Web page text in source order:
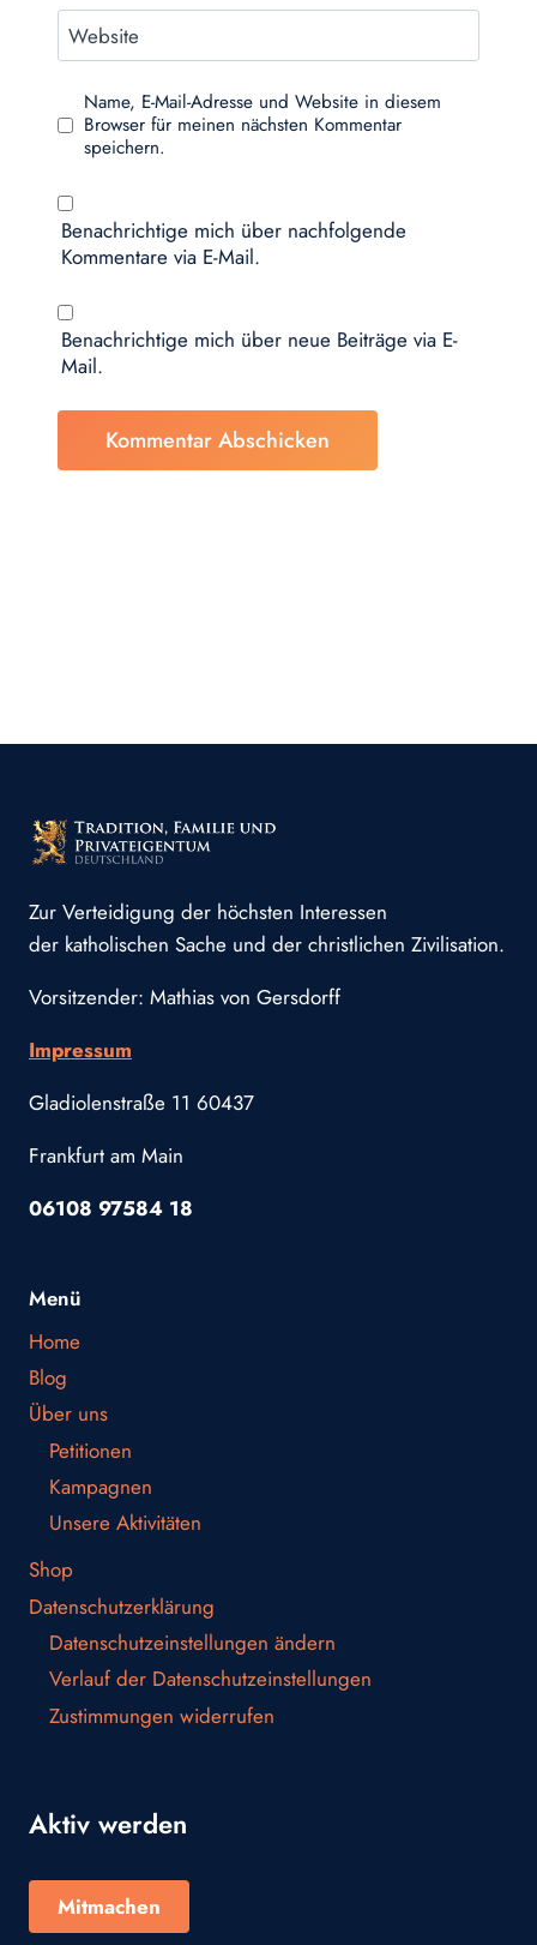
Website
Name, E-Mail-Adresse und Website in diesem
Browser für meinen nächsten Kommentar
speichern.
Benachrichtige mich über nachfolgende
Kommentare via E-Mail.
Benachrichtige mich über neue Beiträge via E-
Mail.
Zur Verteidigung der höchsten Interessen
der katholischen Sache und der christlichen Zivilisation.
Vorsitzender: Mathias von Gersdorff
Impressum
Gladiolenstraße 11 60437
Frankfurt am Main
06108 97584 18
Menü
Home
Blog
Über uns
Petitionen
Kampagnen
Unsere Aktivitäten
Shop
Datenschutzerklärung
Datenschutzeinstellungen ändern
Verlauf der Datenschutzeinstellungen
Zustimmungen widerrufen
Aktiv werden
Mitmachen